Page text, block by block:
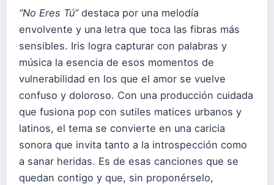
“No Eres Tú”destaca por una melodía
envolvente y una letra que toca las fibras más
sensibles. Iris logra capturar con palabras y
música la esencia de esos momentos de
vulnerabilidad en los que el amor se vuelve
confuso y doloroso. Con una producción cuidada
que fusiona pop con sutiles matices urbanos y
latinos, el tema se convierte en una caricia
sonora que invita tanto a la introspección como
a sanar heridas. Es de esas canciones que se
quedan contigo y que, sin proponérselo,